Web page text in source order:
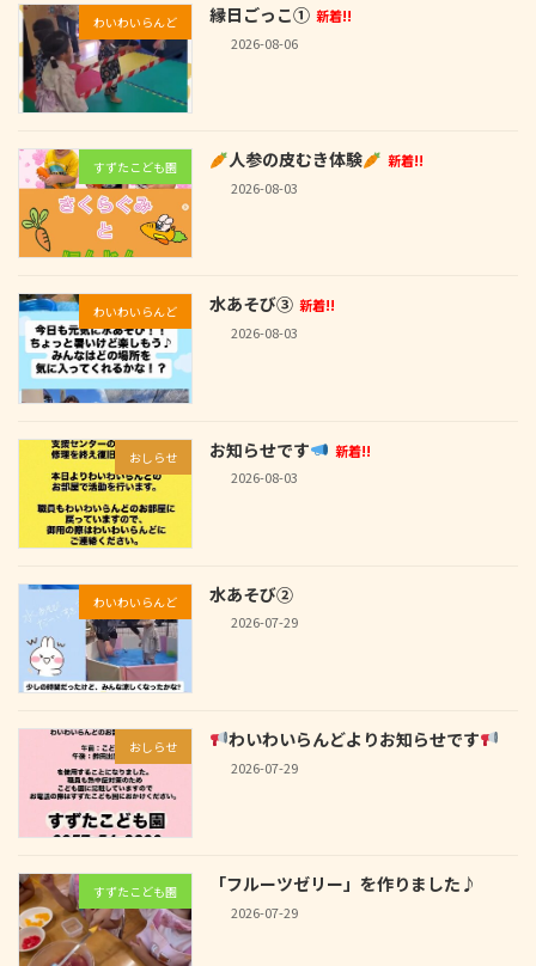
わいわいらんど 縁日ごっこ① 新着!!
2026-08-06
すずたこども園 人参の皮むき体験
新着!!
2026-08-03
わいわいらんど 水あそび③ 新着!!
2026-08-03
おしらせ お知らせです
新着!!
2026-08-03
わいわいらんど 水あそび②
2026-07-29
おしらせ わいわいらんどよりお知らせです
2026-07-29
すずたこども園 「フルーツゼリー」を作りました♪
2026-07-29